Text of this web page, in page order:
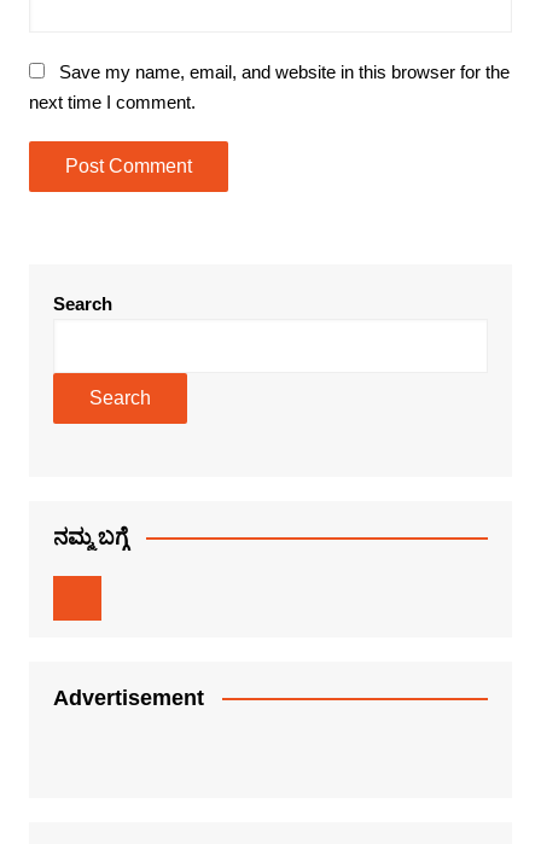
Save my name, email, and website in this browser for the
next time I comment.
Search
Search
ನಮ್ಮ ಬಗ್ಗೆ
Advertisement